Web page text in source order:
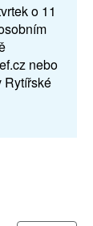
o 11
nebo
Rytířské